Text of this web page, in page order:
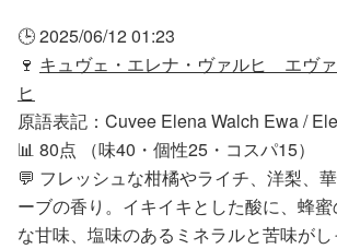
🕒 2025/06/12 01:23
🍷 キュヴェ・エレナ・ヴァルヒ エヴ
ヒ
原語表記：Cuvee Elena Walch Ewa /
📊 80点 （味40・個性25・コスパ15）
💬 フレッシュな柑橘やライチ、洋梨、
ーブの香り。イキイキとした酸に、蜂
な甘味、塩味のあるミネラルと苦味が